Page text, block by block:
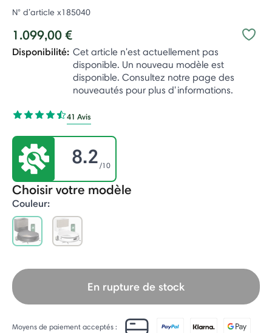
N° d’article x185040
1.099,00 €
Disponibilité: Cet article n'est actuellement pas
disponible. Un nouveau modèle est
disponible. Consultez notre page des
nouveautés pour plus d'informations.
41 Avis
8.2 /10
Choisir votre modèle
Couleur:
En rupture de stock
Moyens de paiement acceptés :